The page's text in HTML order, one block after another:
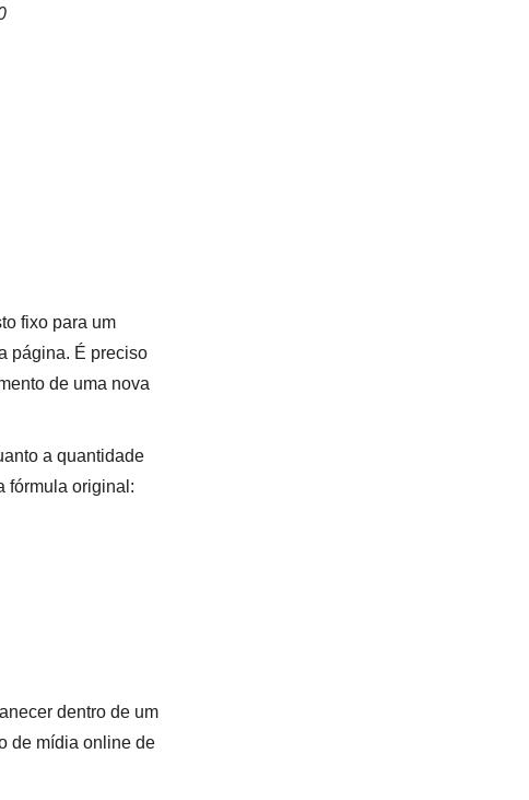
fixo para um
página. É preciso
de uma nova
a quantidade
fórmula original:
dentro de um
de mídia online de